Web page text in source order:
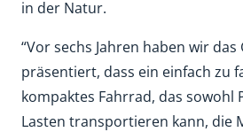
in der Natur.
“Vor sechs Jahren haben wir
präsentiert, dass ein einfach zu
kompaktes Fahrrad, das sowohl
Lasten transportieren kann, die